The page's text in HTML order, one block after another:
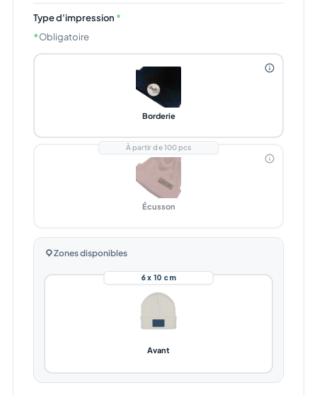
Type d'impression *
*Obligatoire
Borderie
À partir de 100 pcs
Écusson
Zones disponibles
6 x 10 cm
Avant